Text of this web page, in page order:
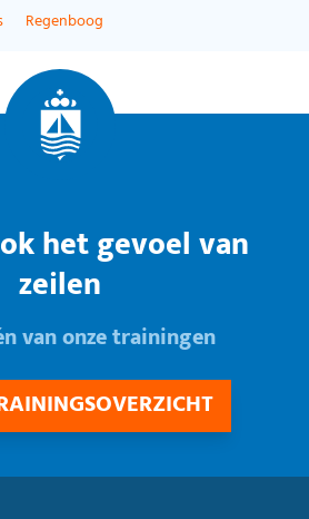
Regenboog
het gevoel van
zeilen
van onze trainingen